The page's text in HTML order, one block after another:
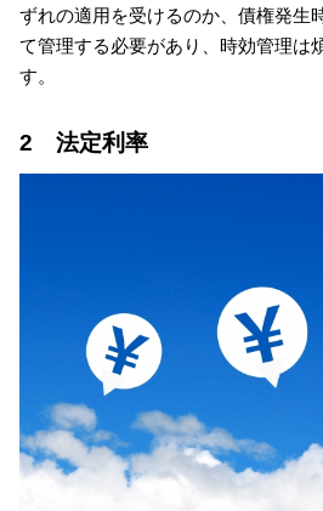
ずれの適用を受けるのか、債権発生
て管理する必要があり、時効管理は
す。
2 法定利率